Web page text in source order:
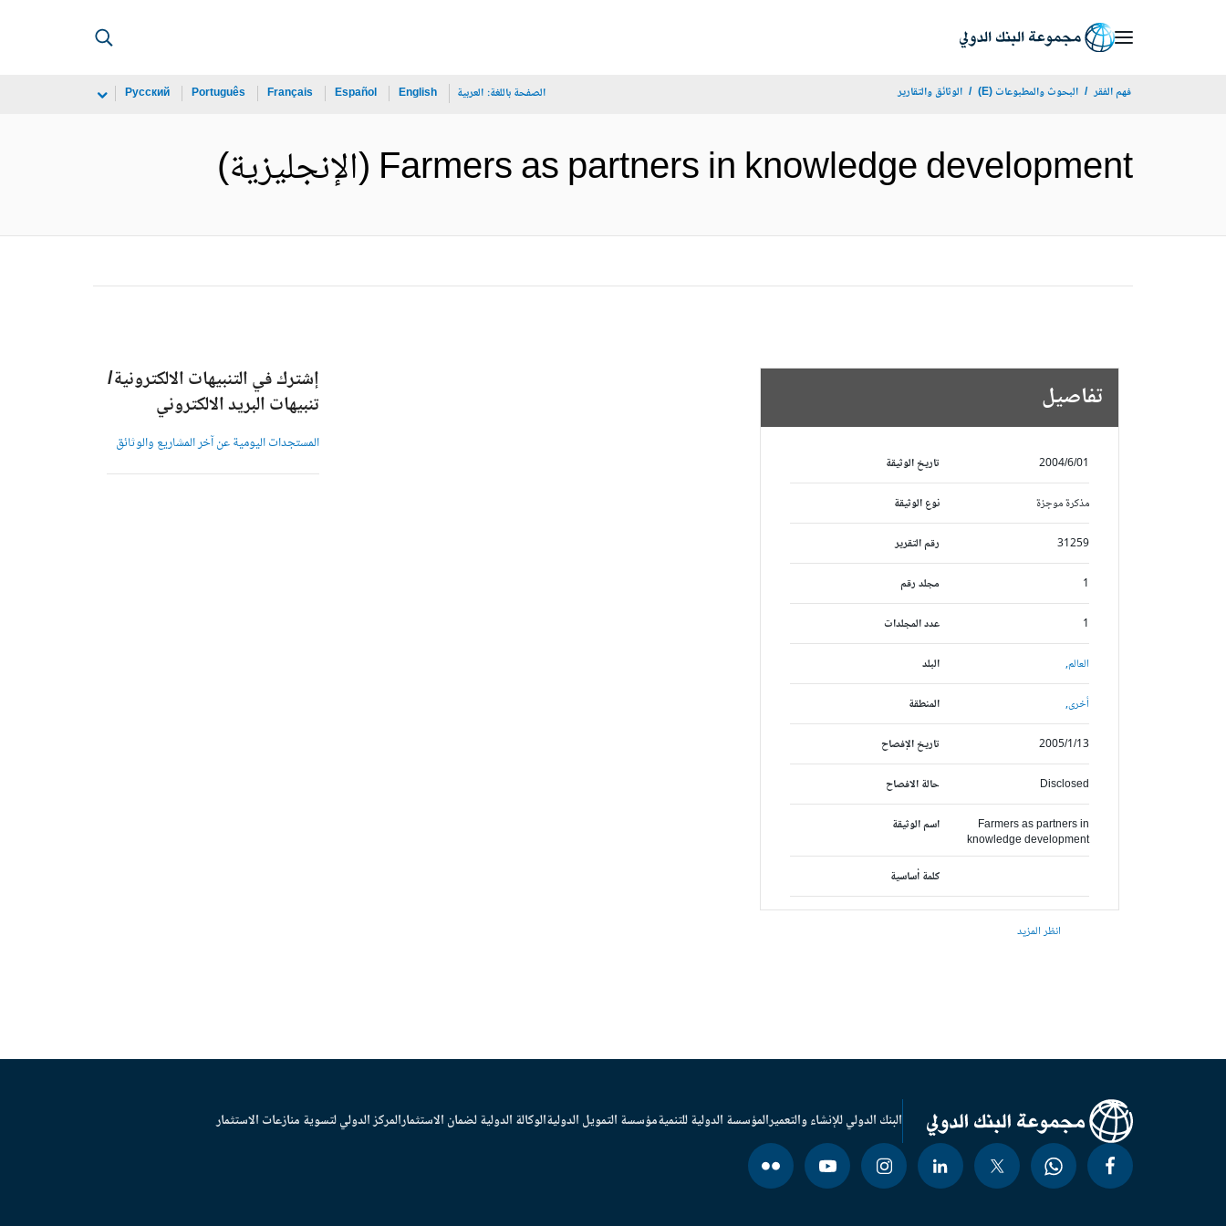
فهم الفقر البحوث والمطبوعات (E) الوثائق والتقارير الصفحة باللغة: العربية English
Español
Français
Português
Русский
Farmers as partners in knowledge development (الإنجليزية)
تفاصيل
تاريخ الوثيقة 2004/6/01
نوع الوثيقة مذكرة موجزة
رقم التقرير 31259
مجلد رقم 1
عدد المجلدات 1
البلد العالم,
المنطقة أخرى,
تاريخ الإفصاح 2005/1/13
حالة الافصاح Disclosed
اسم الوثيقة
Farmers as partners in
knowledge development
كلمة أساسية
انظر المزيد
إشترك في التنبيهات الالكترونية/
تنبيهات البريد الالكتروني
المستجدات اليومية عن آخر المشاريع والوثائق
البنك الدولي للإنشاء والتعميرالمؤسسة الدولية للتنميةمؤسسة التمويل الدوليةالوكالة الدولية لضمان الاستثمارالمركز الدولي لتسوية منازعات الاستثمار